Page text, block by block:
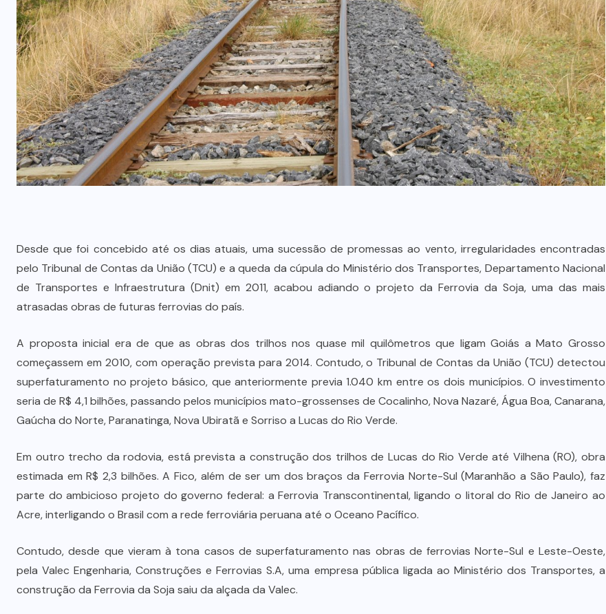
Desde que foi concebido até os dias atuais, uma sucessão de promessas ao vento, irregularidades encontradas
pelo Tribunal de Contas da União (TCU) e a queda da cúpula do Ministério dos Transportes, Departamento Nacional
de Transportes e Infraestrutura (Dnit) em 2011, acabou adiando o projeto da Ferrovia da Soja, uma das mais
atrasadas obras de futuras ferrovias do país.
A proposta inicial era de que as obras dos trilhos nos quase mil quilômetros que ligam Goiás a Mato Grosso
começassem em 2010, com operação prevista para 2014. Contudo, o Tribunal de Contas da União (TCU) detectou
superfaturamento no projeto básico, que anteriormente previa 1.040 km entre os dois municípios. O investimento
seria de R$ 4,1 bilhões, passando pelos municípios mato-grossenses de Cocalinho, Nova Nazaré, Água Boa, Canarana,
Gaúcha do Norte, Paranatinga, Nova Ubiratã e Sorriso a Lucas do Rio Verde.
Em outro trecho da rodovia, está prevista a construção dos trilhos de Lucas do Rio Verde até Vilhena (RO), obra
estimada em R$ 2,3 bilhões. A Fico, além de ser um dos braços da Ferrovia Norte-Sul (Maranhão a São Paulo), faz
parte do ambicioso projeto do governo federal: a Ferrovia Transcontinental, ligando o litoral do Rio de Janeiro ao
Acre, interligando o Brasil com a rede ferroviária peruana até o Oceano Pacífico.
Contudo, desde que vieram à tona casos de superfaturamento nas obras de ferrovias Norte-Sul e Leste-Oeste,
pela Valec Engenharia, Construções e Ferrovias S.A, uma empresa pública ligada ao Ministério dos Transportes, a
construção da Ferrovia da Soja saiu da alçada da Valec.
Prefeito Abilio Brunini recebe a
mais alta honraria da Rotam em
Dia dos Pais impulsiona varejo e